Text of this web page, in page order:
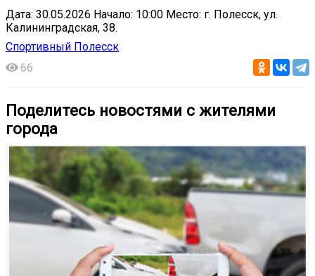
Дата: 30.05.2026 Начало: 10:00 Место: г. Полесск, ул.
Калининградская, 38.
Спортивный Полесск
66
Поделитесь новостями с жителями
города